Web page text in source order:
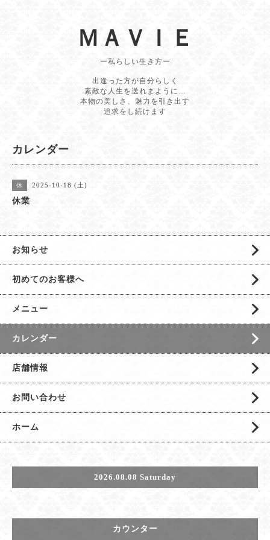
ＭＡＶＩＥ
ー私らしい生き方ー
出逢った方が自分らしく
素敵な人生を送れまように…
本物の美しさ、魅力を引き出す
追求をし続けます
カレンダー
休 2025-10-18 (土)
休業
お知らせ
初めてのお客様へ
メニュー
カレンダー
店舗情報
お問い合わせ
ホーム
2026.08.08 Saturday
カウンター